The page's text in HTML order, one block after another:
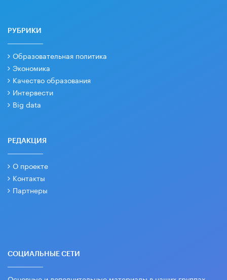
РУБРИКИ
Образовательная политика
Экономика
Качество образования
Интервести
Big data
РЕДАКЦИЯ
О проекте
Контакты
Партнеры
СОЦИАЛЬНЫЕ СЕТИ